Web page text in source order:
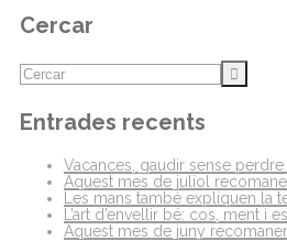
Cercar
Entrades recents
Vacances, gaudir sense perdre
Aquest mes de juliol
Les mans també expliquen la
L’art d’envellir bé: cos, ment i
Aquest mes de juny